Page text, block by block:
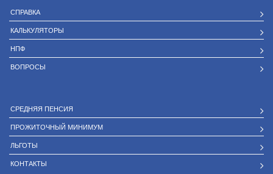
СПРАВКА
КАЛЬКУЛЯТОРЫ
НПФ
ВОПРОСЫ
СРЕДНЯЯ ПЕНСИЯ
ПРОЖИТОЧНЫЙ МИНИМУМ
ЛЬГОТЫ
КОНТАКТЫ